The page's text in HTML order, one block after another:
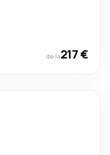
de la217 €